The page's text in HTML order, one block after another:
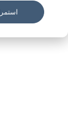
يؤدي تحديد